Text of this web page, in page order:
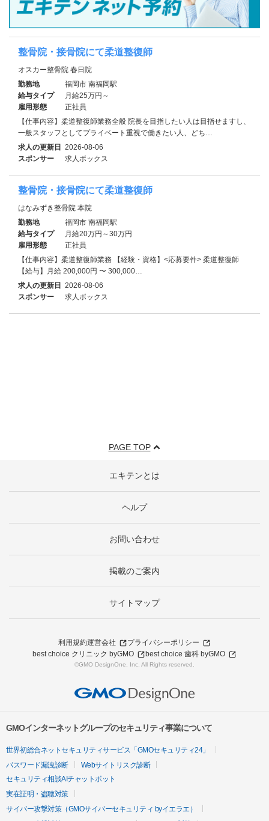
整骨院・接骨院にて柔道整復師
オスカー整骨院 春日院
勤務地
福岡市 南福岡駅
給与タイプ
月給25万円～
雇用形態
正社員
【仕事内容】柔道整復師業務全般 院長を目指したい人は目指せますし、
一般スタッフとしてプライベート重視で働きたい人、どち…
求人の更新日 2026-08-06
スポンサー
求人ボックス
整骨院・接骨院にて柔道整復師
はなみずき整骨院 本院
勤務地
福岡市 南福岡駅
給与タイプ
月給20万円～30万円
雇用形態
正社員
【仕事内容】柔道整復師業務 【経験・資格】<応募要件> 柔道整復師
【給与】月給 200,000円 〜 300,000…
求人の更新日 2026-08-06
スポンサー
求人ボックス
PAGE TOP
エキテンとは
ヘルプ
お問い合わせ
掲載のご案内
サイトマップ
利用規約運営会社
プライバシーポリシー
best choice クリニック byGMO
best choice 歯科 byGMO
©GMO DesignOne, Inc. All Rights reserved.
GMOインターネットグループのセキュリティ事業について
世界初総合ネットセキュリティサービス「GMOセキュリティ24」
パスワード漏洩診断
Webサイトリスク診断
セキュリティ相談AIチャットボット
実在証明・盗聴対策
サイバー攻撃対策（GMOサイバーセキュリティ byイエラエ）